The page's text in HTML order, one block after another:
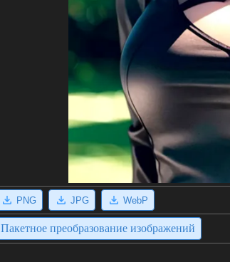
PNG JPG WebP
Пакетное преобразование изображений